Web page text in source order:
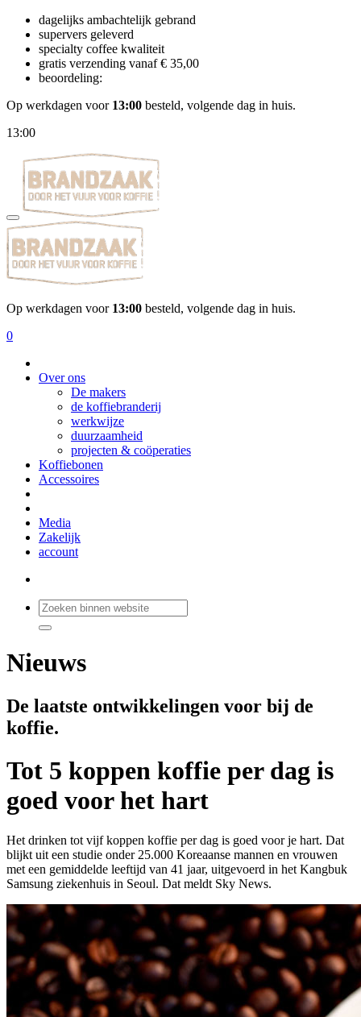
dagelijks ambachtelijk gebrand
supervers geleverd
specialty coffee kwaliteit
gratis verzending vanaf € 35,00
beoordeling:
Op werkdagen voor 13:00 besteld, volgende dag in huis.
13:00
Op werkdagen voor 13:00 besteld, volgende dag in huis.
0
Over ons
De makers
de koffiebranderij
werkwijze
duurzaamheid
projecten & coöperaties
Koffiebonen
Accessoires
Media
Zakelijk
account
Nieuws
De laatste ontwikkelingen voor bij de
koffie.
Tot 5 koppen koffie per dag is
goed voor het hart
Het drinken tot vijf koppen koffie per dag is goed voor je hart. Dat
blijkt uit een studie onder 25.000 Koreaanse mannen en vrouwen
met een gemiddelde leeftijd van 41 jaar, uitgevoerd in het Kangbuk
Samsung ziekenhuis in Seoul. Dat meldt Sky News.